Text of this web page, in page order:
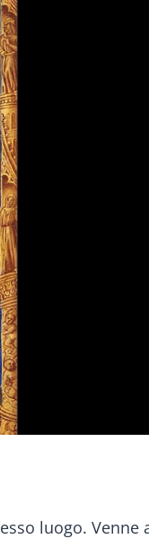
luogo. Venne